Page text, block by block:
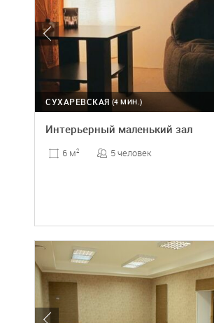
(4 МИН.)
СУХАРЕВСКАЯ
Интерьерный маленький зал
6 м2 5 человек